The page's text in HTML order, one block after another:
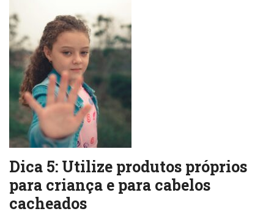
Dica 5: Utilize produtos próprios
para criança e para cabelos
cacheados